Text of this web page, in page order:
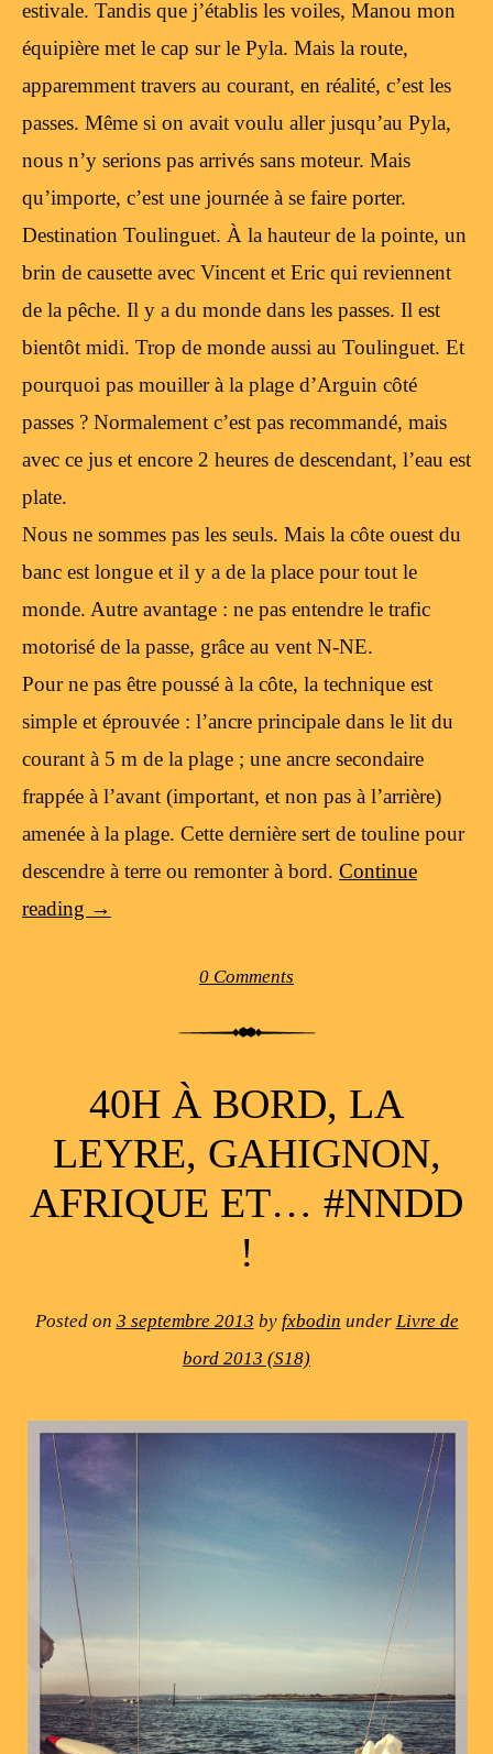
estivale. Tandis que j’établis les voiles, Manou mon
équipière met le cap sur le Pyla. Mais la route,
apparemment travers au courant, en réalité, c’est les
passes. Même si on avait voulu aller jusqu’au Pyla,
nous n’y serions pas arrivés sans moteur. Mais
qu’importe, c’est une journée à se faire porter.
Destination Toulinguet. À la hauteur de la pointe, un
brin de causette avec Vincent et Eric qui reviennent
de la pêche. Il y a du monde dans les passes. Il est
bientôt midi. Trop de monde aussi au Toulinguet. Et
pourquoi pas mouiller à la plage d’Arguin côté
passes ? Normalement c’est pas recommandé, mais
avec ce jus et encore 2 heures de descendant, l’eau est
plate.
Nous ne sommes pas les seuls. Mais la côte ouest du
banc est longue et il y a de la place pour tout le
monde. Autre avantage : ne pas entendre le trafic
motorisé de la passe, grâce au vent N-NE.
Pour ne pas être poussé à la côte, la technique est
simple et éprouvée : l’ancre principale dans le lit du
courant à 5 m de la plage ; une ancre secondaire
frappée à l’avant (important, et non pas à l’arrière)
amenée à la plage. Cette dernière sert de touline pour
descendre à terre ou remonter à bord. Continue
reading →
0 Comments
40H À BORD, LA
LEYRE, GAHIGNON,
AFRIQUE ET… #NNDD
!
Posted on 3 septembre 2013 by fxbodin under Livre de
bord 2013 (S18)